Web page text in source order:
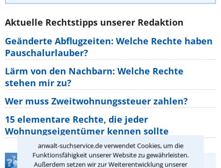
anwalt-suchservice.de verwendet Cookies, um die
Funktionsfähigkeit unserer Website zu gewährleisten.
Außerdem setzen wir zur Weiterentwicklung unserer
Aktuelle Rechtstipps unserer Redaktion
Geänderte Abflugzeiten: Welche Rechte haben
Pauschalurlauber?
Lärm von den Nachbarn: Welche Rechte
stehen mir zu?
Wer muss Zweitwohnungssteuer zahlen?
15 elementare Rechte, die jeder
Wohnungseigentümer kennen sollte
Teste Dein Rechtswissen